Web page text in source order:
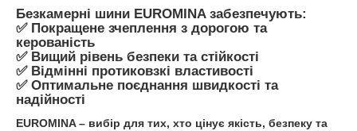
Безкамерні шини EUROMINAзабезпечують:
✅ Покращене зчеплення з дорогою та
керованість
✅ Вищий рівень безпеки та стійкості
✅ Відмінні протиковзкі властивості
✅ Оптимальне поєднання швидкості та
надійності
EUROMINA – вибір для тих, хто цінує якість, безпеку та